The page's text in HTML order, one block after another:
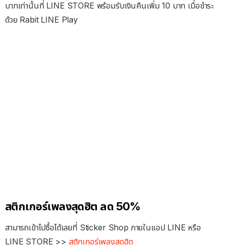
บาทเท่านั้นที่ LINE STORE พร้อมรับเงินคืนเพิ่ม 10 บาท เมื่อชำระ
ด้วย Rabit LINE Play
สติกเกอร์เพลงสุดฮิต ลด 50%
สามารถเข้าไปซื้อได้เลยที่ Sticker Shop ภายในแอป LINE หรือ
LINE STORE >> สติกเกอร์เพลงสุดฮิต